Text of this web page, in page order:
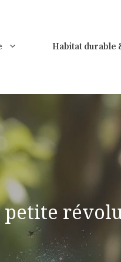
Habitat durable
petite